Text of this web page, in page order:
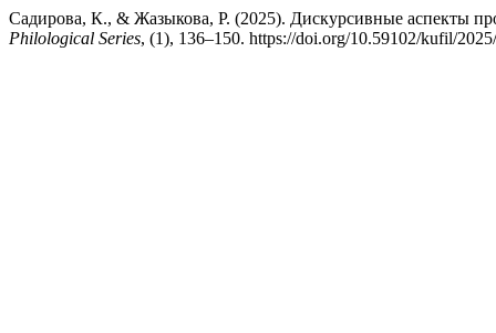
Садирова, К., & Жазыкова, Р. (2025). Дискурсивные аспекты
Philological Series, (1), 136–150. https://doi.org/10.59102/kufil/